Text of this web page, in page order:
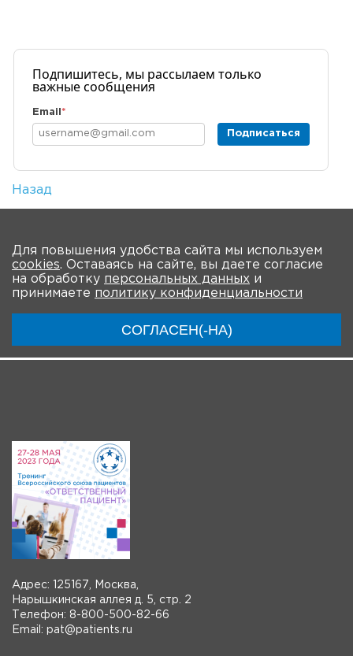
Подпишитесь, мы рассылаем только
важные сообщения
Email *
Подписаться
Назад
Для повышения удобства сайта мы используем
cookies. Оставаясь на сайте, вы даете согласие
на обработку персональных данных и
принимаете политику конфиденциальности
СОГЛАСЕН(-НА)
О мероприятии Новости Общая информация
Система регистрации Видео-анонсы
Адрес: 125167, Москва,
Нарышкинская аллея д. 5, стр. 2
Телефон: 8-800-500-82-66
Email: pat@patients.ru